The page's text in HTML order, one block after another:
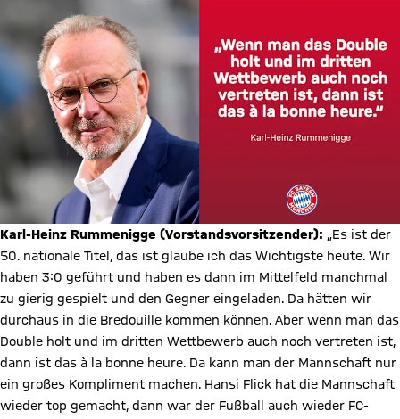
Karl-Heinz Rummenigge (Vorstandsvorsitzender): „Es ist der
50. nationale Titel, das ist glaube ich das Wichtigste heute. Wir
haben 3:0 geführt und haben es dann im Mittelfeld manchmal
zu gierig gespielt und den Gegner eingeladen. Da hätten wir
durchaus in die Bredouille kommen können. Aber wenn man das
Double holt und im dritten Wettbewerb auch noch vertreten ist,
dann ist das à la bonne heure. Da kann man der Mannschaft nur
ein großes Kompliment machen. Hansi Flick hat die Mannschaft
wieder top gemacht, dann war der Fußball auch wieder FC-